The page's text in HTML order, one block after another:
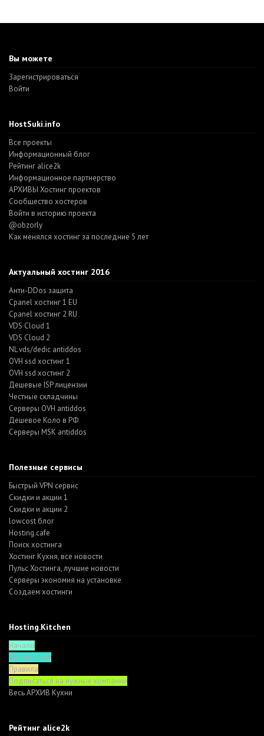
Вы можете
Зарегистрироваться
Войти
HostSuki.info
Все проекты
Информационный блог
Рейтинг alice2k
Информационное партнерство
АРХИВЫ Хостинг проектов
Cообщество хостеров
Войти в историю проекта
@obzorly
Как менялся хостинг за последние 5 лет
Актуальный хостинг 2016
Анти-DDos защита
Cpanel хостинг 1 EU
Cpanel хостинг 2 RU
VDS Cloud 1
VDS Cloud 2
NL vds/dedic antiddos
OVH ssd хостинг 1
OVH ssd хостинг 2
Дешевые ISP лицензии
Честные складчины
Серверы OVH antiddos
Дешевое Коло в РФ
Серверы MSK antiddos
Полезные сервисы
Быстрый VPN сервис
Скидки и акции 1
Скидки и акции 2
lowcost блог
Hosting.cafe
Поиск хостинга
Хостинг Кухня, все новости
Пульс Хостинга, лучшие новости
Серверы экономия на установке
Создаем хостинги
Hosting.Kitchen
Начало
Функционал
Правила
Подписаться на нужные компании
Весь АРХИВ Кухни
Рейтинг alice2k